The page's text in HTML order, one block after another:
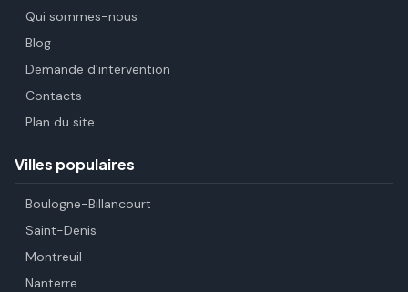
Qui sommes-nous
Blog
Demande d'intervention
Contacts
Plan du site
Villes populaires
Boulogne-Billancourt
Saint-Denis
Montreuil
Nanterre